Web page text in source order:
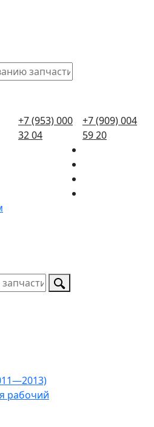
+7 (953) 000
32 04
+7 (909) 004
59 20
рабочий